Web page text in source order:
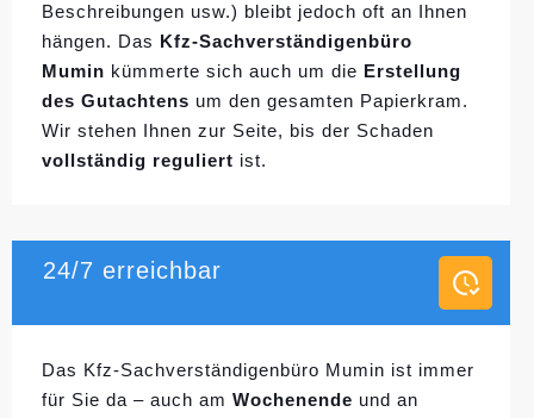
Beschreibungen usw.) bleibt jedoch oft an Ihnen
hängen. Das Kfz-Sachverständigenbüro
Mumin kümmerte sich auch um die Erstellung
des Gutachtens um den gesamten Papierkram.
Wir stehen Ihnen zur Seite, bis der Schaden
vollständig reguliert ist.
24/7 erreichbar
Das Kfz-Sachverständigenbüro Mumin ist immer
für Sie da – auch am Wochenende und an